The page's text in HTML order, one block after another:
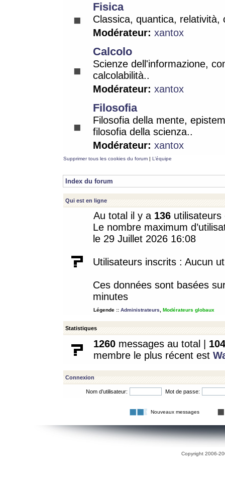
Fisica
Classica, quantica, relatività,
Modérateur: xantox
Calcolo
Scienze dell'informazione,
calcolabilità..
Modérateur: xantox
Filosofia
Filosofia della mente,
filosofia della scienza..
Modérateur: xantox
Supprimer tous les cookies du forum | L’équipe
Index du forum
Qui est en ligne
Au total il y a 136
Le nombre maximum
le 29 Juillet 2026 16:08
Utilisateurs inscrits : Aucun
Ces données sont basées
minutes
Légende :: Administrateurs Modérateurs globaux
Statistiques
1260 messages au total | 104
membre le plus récent est
Connexion
Nom d’utilisateur: Mot de passe:
Nouveaux messages
Copyright 2006-